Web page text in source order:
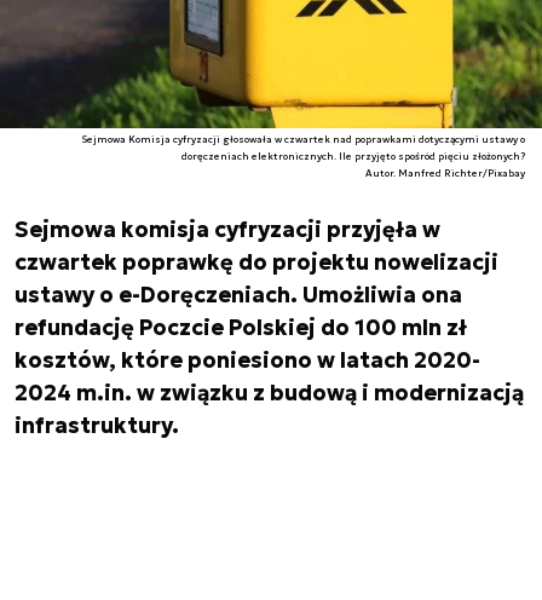
Sejmowa Komisja cyfryzacji głosowała w czwartek nad poprawkami dotyczącymi ustawy o
doręczeniach elektronicznych. Ile przyjęto spośród pięciu złożonych?
Autor. Manfred Richter/Pixabay
Sejmowa komisja cyfryzacji przyjęła w
czwartek poprawkę do projektu nowelizacji
ustawy o e-Doręczeniach. Umożliwia ona
refundację Poczcie Polskiej do 100 mln zł
kosztów, które poniesiono w latach 2020-
2024 m.in. w związku z budową i modernizacją
infrastruktury.